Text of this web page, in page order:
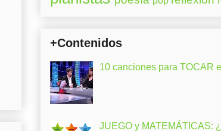
+Contenidos
10 canciones para TOCAR
JUEGO y MATEMÁTICAS: